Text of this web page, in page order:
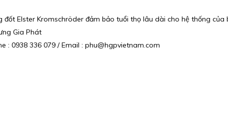
đốt Elster Kromschröder đảm bảo tuổi thọ lâu dài cho hệ thống của
Gia Phát
: 0938 336 079 / Email : phu@hgpvietnam.com